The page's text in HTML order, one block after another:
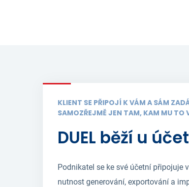
KLIENT SE PŘIPOJÍ K VÁM A SÁM
SAMOZŘEJMĚ JEN TAM, KAM MU TO
DUEL běží u
Podnikatel se ke své účetní připojuje
nutnost generování, exportování a